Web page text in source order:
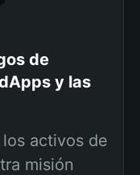
de
y las
activos de
misión